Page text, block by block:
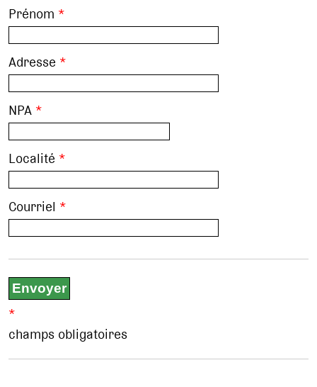
Prénom *
Adresse *
NPA *
Localité *
Courriel *
*
champs obligatoires